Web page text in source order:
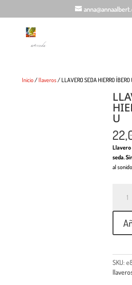
Inicio/llaveros/ LLAVERO SEDA HIERRO ÍBERO
U
Llavero
seda.
al
SKU: